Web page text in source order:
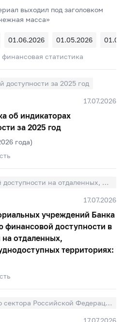
выходил под заголовком
масса»
01.06.2026 01.05.2026
статистика
за 2025 год
17.07.2026
об индикаторах
за 2025 год
года)
Повышение финансовой доступности на отдаленных, малонаселенных и труднодоступных территориях
17.07.2026
учреждений Банка
доступности в
на отдаленных,
территориях:
О развитии банковского сектора Российской Федерации
17.07.2026